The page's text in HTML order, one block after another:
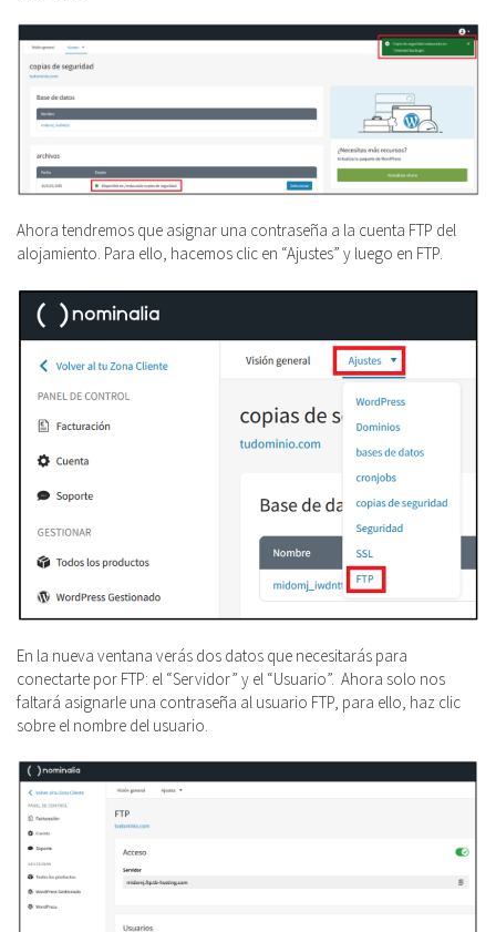
Ahora tendremos que asignar una contraseña a la cuenta FTP del
alojamiento. Para ello, hacemos clic en “Ajustes” y luego en FTP.
En la nueva ventana verás dos datos que necesitarás para
conectarte por FTP: el “Servidor” y el “Usuario”. Ahora solo nos
faltará asignarle una contraseña al usuario FTP, para ello, haz clic
sobre el nombre del usuario.